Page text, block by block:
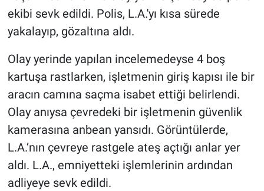
ekibi sevk edildi. Polis, L.A.'yı kısa sürede
yakalayıp, gözaltına aldı.
Olay yerinde yapılan incelemedeyse 4 boş
kartuşa rastlarken, işletmenin giriş kapısı ile bir
aracın camına saçma isabet ettiği belirlendi.
Olay anıysa çevredeki bir işletmenin güvenlik
kamerasına anbean yansıdı. Görüntülerde,
L.A.’nın çevreye rastgele ateş açtığı anlar yer
aldı. L.A., emniyetteki işlemlerinin ardından
adliyeye sevk edildi.